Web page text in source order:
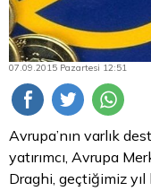
07.09.2015 Pazartesi 12:51
Avrupa’nın varlık
yatırımcı, Avrupa
Draghi, geçtiğimiz